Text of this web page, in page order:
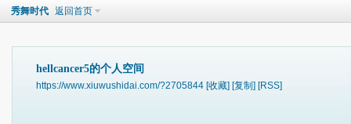
秀舞时代 返回首页
hellcancer5的个人空间
https://www.xiuwushidai.com/?2705844 [收藏] [复制] [RSS]